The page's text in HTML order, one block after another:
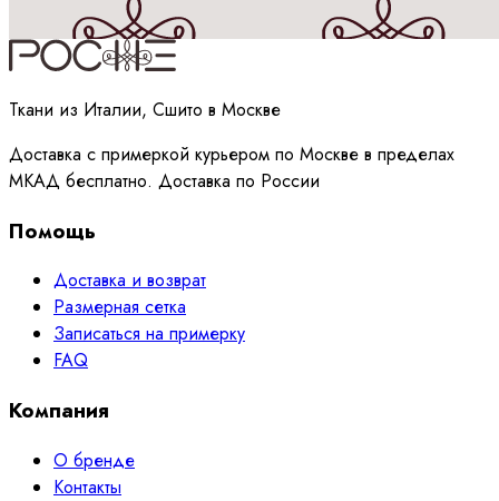
Принимаюполитикуобработки данных
Ткани из Италии, Сшито в Москве
Доставка с примеркой курьером по Москве в пределах
МКАД бесплатно. Доставка по России
Помощь
Доставка и возврат
Размерная сетка
Записаться на примерку
FAQ
Компания
О бренде
Контакты